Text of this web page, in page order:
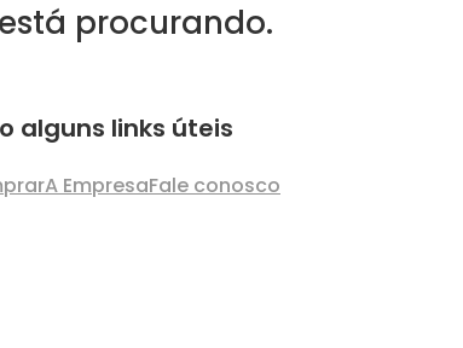
procurando.
alguns links úteis
A EmpresaFale conosco